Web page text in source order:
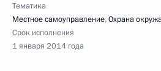
Тематика
Местное самоуправление,Охрана
Срок исполнения
1 января 2014 года